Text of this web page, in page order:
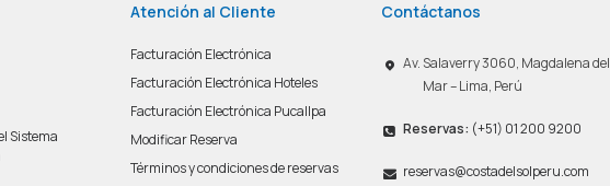
Sistema
Atención al Cliente
Facturación Electrónica
Facturación Electrónica Hoteles
Facturación Electrónica Pucallpa
Modificar Reserva
Términos y condiciones de reservas
Contáctanos
Av. Salaverry 3060, Magdalena del
Mar – Lima, Perú
Reservas: (+51) 01 200 9200
reservas@costadelsolperu.com